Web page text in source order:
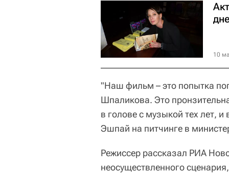
10
"Наш фильм – это попытка
Шпаликова. Это
в голове с музыкой тех лет,
Эшпай на питчинге в
Режиссер рассказал РИА
неосуществленного